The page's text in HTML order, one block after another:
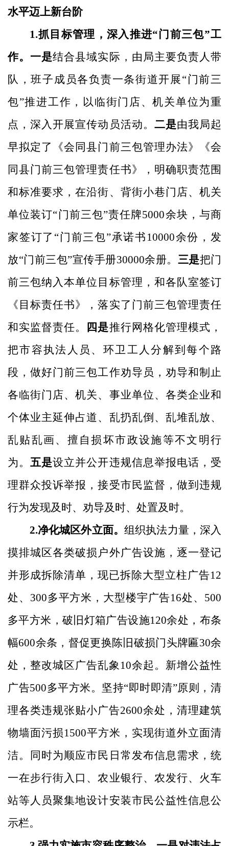
水平迈上新台阶
1.抓目标管理，深入推进“门前三包”工
作。一是结合县域实际，由局主要负责人带
队，班子成员各负责一条街道开展“门前三
包”推进工作，以临街门店、机关单位为重
点，深入开展宣传动员活动。 二是由我局起
早拟定了《会同县门前三包管理办法》《会
同县门前三包管理责任书》，明确职责范围
和标准要求，在沿街、背街小巷门店、机关
单位装订“门前三包”责任牌5000余块，与商
家签订了“门前三包”承诺书10000余份，发
放“门前三包”宣传手册30000余册。 三是把门
前三包纳入本单位目标管理，和各队室签订
《目标责任书》，落实了门前三包管理责任
和实监督责任。
四是推行网格化管理模式，
把市容执法人员、环卫工人分解到每个路
段，做好门前三包工作劝导员，劝导和制止
各临街门店、机关、事业单位、各类企业和
个体业主延伸占道、乱扔乱倒、乱堆乱放、
乱贴乱画、擅自损坏市政设施等不文明行
为。五是设立并公开违规信息举报电话，受
理群众投诉举报，接受市民监督，做到违规
行为发现及时、劝导及时、处置及时。
2.净化城区外立面。 组织执法力量，深入
摸排城区各类破损户外广告设施，逐一登记
并形成拆除清单，现已拆除大型立柱广告12
处、300多平方米，大型楼宇广告16处、500
多平方米，破旧灯箱广告设施120余处，布条
幅600余条，督促更换陈旧破损门头牌匾30余
处，整改城区广告乱象10余起。新增公益性
广告500多平方米。坚持“即时即清”原则，清
理各类违规张贴小广告2600余处，清理建筑
物墙面污损1500平方米，实现街道外立面清
洁。同时为顺应市民日常发布信息需求，统
一在步行街入口、农业银行、农发行、火车
站等人员聚集地设计安装市民公益性信息公
示栏。